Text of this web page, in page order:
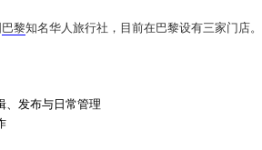
巴黎知名华人旅行社，目前在巴黎设有三家门店
、发布与日常管理